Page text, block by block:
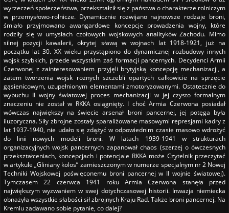
wyrzeczeń społeczeństwa, przekształcił się z państwa o charakterze rolniczym
w przemysłowo-rolnicze. Dynamicznie rozwijano najnowsze rodzaje broni,
śmiało przyjmowano awangardowe koncepcje prowadzenia wojny, które
rodziły się w umysłach czołowych wojskowych analityków Zachodu. Mimo
silnej pozycji kawalerii, okrytej sławą w wojnach lat 1918-1921, już na
początku lat 30. XX wieku przystąpiono do dynamicznej rozbudowy innych
wojsk szybkich, przede wszystkim zaś formacji pancernych. Decydenci Armii
Czerwonej z zainteresowaniem przyjęli brytyjską koncepcję mechanizacji, a
zatem tworzenia wojsk rożnych szczebli opartych całkowicie na sprzęcie
gąsienicowym, uzupełnionym elementami zmotoryzowanymi. Ostatecznie do
wybuchu II wojny światowej proces mechanizacji w jej czysto formalnym
znaczeniu nie został w RKKA osiągnięty. I choć Armia Czerwona posiadał
wówczas największy na świecie arsenał broni pancernej, jej potęga była
iluzoryczna. Siły zbrojne zostały sparaliżowane masowymi represjami kadry z
lat 1937-1940, nie udało się zdążyć w odpowiednim czasie masowo wdrożyć
do linii nowych modeli broni. W latach 1939-1941 w strukturach
organizacyjnych wojsk pancernych zapanował chaos (szerzej o ówczesnych
przekształceniach, koncepcjach i potencjale RKKA może Czytelnik przeczytać
w artykule „Gliniany kolos” zamieszczonym w numerze specjalnym nr 2 Nowej
Techniki Wojskowej poświęconemu broni pancernej w II wojnie światowej).
Tymczasem 22 czerwca 1941 roku Armia Czerwona stanęła przed
największym wyzwaniem w swej dotychczasowej historii. Inwazja niemiecka
obnażyła wszystkie słabości sił zbrojnych Kraju Rad. Także broni pancernej. Na
Kremlu zadawano sobie pytanie, co dalej?